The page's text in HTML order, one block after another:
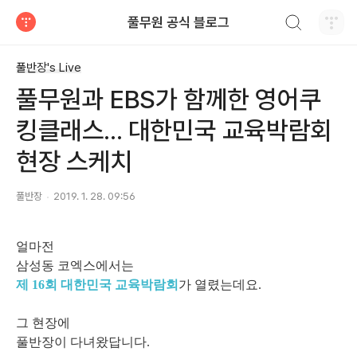
풀무원 공식 블로그
풀반장's Live
풀무원과 EBS가 함께한 영어쿠
킹클래스... 대한민국 교육박람회
현장 스케치
풀반장 2019. 1. 28. 09:56
얼마전
삼성동 코엑스에서는
제 16회 대한민국 교육박람회 가 열렸는데요.
그 현장에
풀반장이 다녀왔답니다.